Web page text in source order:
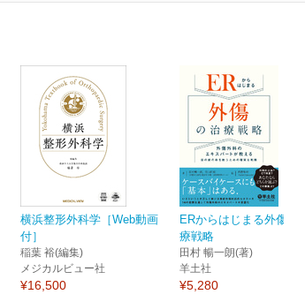
横浜整形外科学［Web動画
付］
稲葉 裕(編集)
メジカルビュー社
¥16,500
ERからはじまる外傷の治
療戦略
田村 暢一朗(著)
羊土社
¥5,280